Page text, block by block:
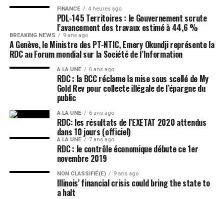
FINANCE 4 heures ago
PDL-145 Territoires : le Gouvernement scrute
l’avancement des travaux estimé à 44,6 %
BREAKING NEWS 9 ans ago
A Genève, le Ministre des PT-NTIC, Emery Okundji représente la
RDC au Forum mondial sur la Société de l’Information
A LA UNE 6 ans ago
RDC : la BCC réclame la mise sous scellé de My
Gold Rev pour collecte illégale de l’épargne du
public
A LA UNE 6 ans ago
RDC: les résultats de l’EXETAT 2020 attendus
dans 10 jours (officiel)
A LA UNE 7 ans ago
RDC : le contrôle économique débute ce 1er
novembre 2019
NON CLASSIFIÉ(E) 9 ans ago
Illinois’ financial crisis could bring the state to
a halt